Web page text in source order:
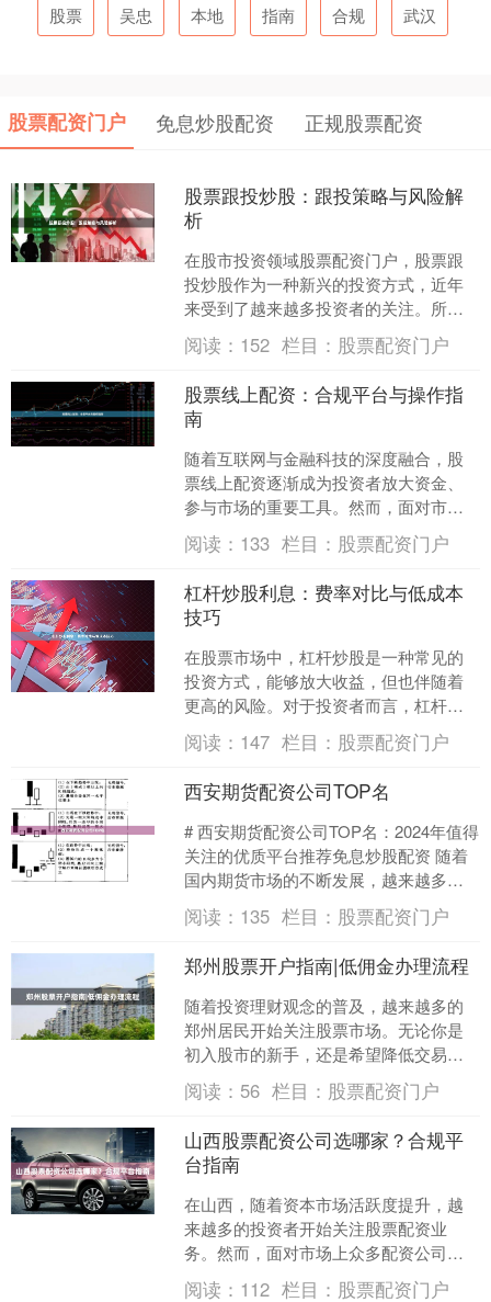
股票 吴忠 本地 指南 合规 武汉
股票配资门户 免息炒股配资 正规股票配资
股票跟投炒股：跟投策略与风险解
析
在股市投资领域股票配资门户，股票跟
投炒股作为一种新兴的投资方式，近年
来受到了越来越多投资者的关注。所谓
跟投，简单来说就是跟随经验丰富的投
资者或专业机构进行股票买....
阅读： 152 栏目： 股票配资门户
股票线上配资：合规平台与操作指
南
随着互联网与金融科技的深度融合，股
票线上配资逐渐成为投资者放大资金、
参与市场的重要工具。然而，面对市场
上纷繁复杂的配资平台，如何选择合
规、安全的服务商正规股票配....
阅读： 133 栏目： 股票配资门户
杠杆炒股利息：费率对比与低成本
技巧
在股票市场中，杠杆炒股是一种常见的
投资方式，能够放大收益，但也伴随着
更高的风险。对于投资者而言，杠杆炒
股利息是影响最终收益的重要因素之
一。本文将详细对比不同券商....
阅读： 147 栏目： 股票配资门户
西安期货配资公司TOP名
# 西安期货配资公司TOP名：2024年值得
关注的优质平台推荐免息炒股配资 随着
国内期货市场的不断发展，越来越多的
投资者开始关注期货配资这一投资方
式。作为西北地....
阅读： 135 栏目： 股票配资门户
郑州股票开户指南|低佣金办理流程
随着投资理财观念的普及，越来越多的
郑州居民开始关注股票市场。无论你是
初入股市的新手，还是希望降低交易成
本的老股民免息炒股配资，选择一家合
适的券商和掌握低佣金办理....
阅读： 56 栏目： 股票配资门户
山西股票配资公司选哪家？合规平
台指南
在山西，随着资本市场活跃度提升，越
来越多的投资者开始关注股票配资业
务。然而，面对市场上众多配资公司股
票配资门户，如何选择一家合规、安
阅读： 112 栏目： 股票配资门户